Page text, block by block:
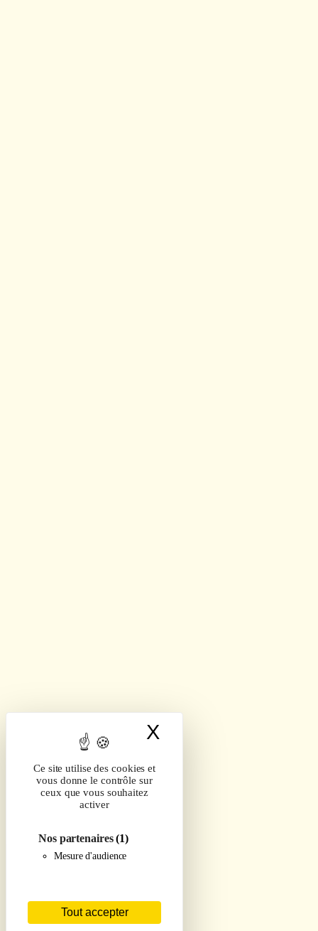
Ce site utilise des cookies et
vous donne le contrôle sur
ceux que vous souhaitez
activer
Nos partenaires(1)
Mesure d'audience
Tout accepter
X